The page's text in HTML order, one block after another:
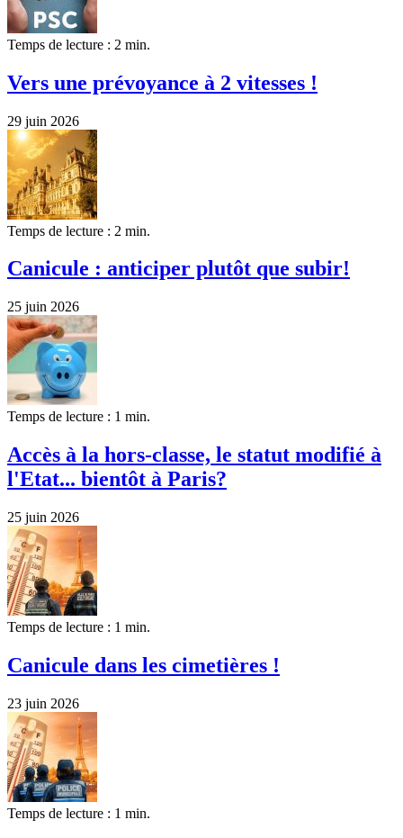
Temps de lecture : 2 min.
Vers une prévoyance à 2 vitesses !
29 juin 2026
Temps de lecture : 2 min.
Canicule : anticiper plutôt que subir!
25 juin 2026
Temps de lecture : 1 min.
Accès à la hors-classe, le statut modifié à
l'Etat... bientôt à Paris?
25 juin 2026
Temps de lecture : 1 min.
Canicule dans les cimetières !
23 juin 2026
Temps de lecture : 1 min.